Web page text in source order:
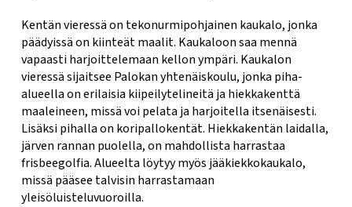
Kentän vieressä on tekonurmipohjainen kaukalo, jonka
päädyissä on kiinteät maalit. Kaukaloon saa mennä
vapaasti harjoittelemaan kellon ympäri. Kaukalon
vieressä sijaitsee Palokan yhtenäiskoulu, jonka piha-
alueella on erilaisia kiipeilytelineitä ja hiekkakenttä
maaleineen, missä voi pelata ja harjoitella itsenäisesti.
Lisäksi pihalla on koripallokentät. Hiekkakentän laidalla,
järven rannan puolella, on mahdollista harrastaa
frisbeegolfia. Alueelta löytyy myös jääkiekkokaukalo,
missä pääsee talvisin harrastamaan
yleisöluisteluvuoroilla.